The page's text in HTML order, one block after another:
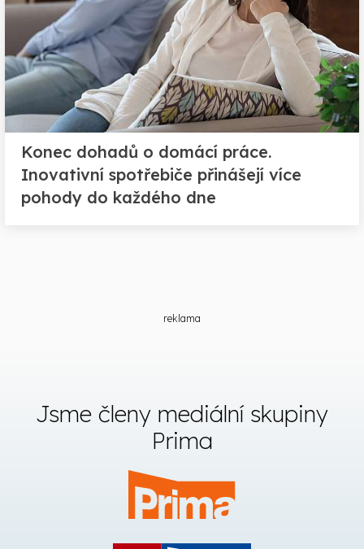
Konec dohadů o domácí práce.
Inovativní spotřebiče přinášejí více
pohody do každého dne
reklama
Jsme členy mediální skupiny
Prima